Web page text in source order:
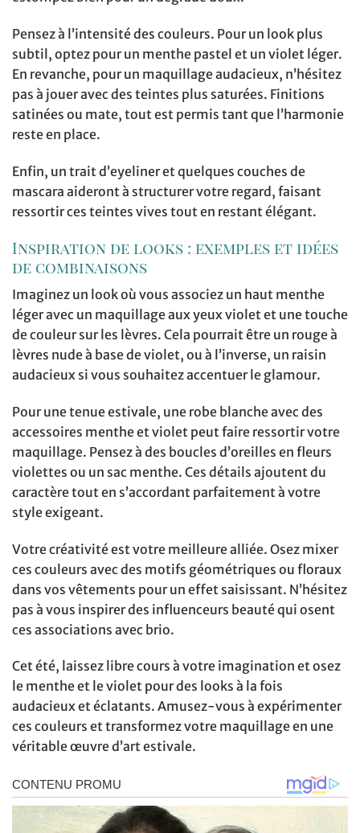
Pensez à l’intensité des couleurs. Pour un look plus
subtil, optez pour un menthe pastel et un violet léger.
En revanche, pour un maquillage audacieux, n’hésitez
pas à jouer avec des teintes plus saturées. Finitions
satinées ou mate, tout est permis tant que l’harmonie
reste en place.
Enfin, un trait d’eyeliner et quelques couches de
mascara aideront à structurer votre regard, faisant
ressortir ces teintes vives tout en restant élégant.
Inspiration de looks : exemples et idées
de combinaisons
Imaginez un look où vous associez un haut menthe
léger avec un maquillage aux yeux violet et une touche
de couleur sur les lèvres. Cela pourrait être un rouge à
lèvres nude à base de violet, ou à l’inverse, un raisin
audacieux si vous souhaitez accentuer le glamour.
Pour une tenue estivale, une robe blanche avec des
accessoires menthe et violet peut faire ressortir votre
maquillage. Pensez à des boucles d’oreilles en fleurs
violettes ou un sac menthe. Ces détails ajoutent du
caractère tout en s’accordant parfaitement à votre
style exigeant.
Votre créativité est votre meilleure alliée. Osez mixer
ces couleurs avec des motifs géométriques ou floraux
dans vos vêtements pour un effet saisissant. N’hésitez
pas à vous inspirer des influenceurs beauté qui osent
ces associations avec brio.
Cet été, laissez libre cours à votre imagination et osez
le menthe et le violet pour des looks à la fois
audacieux et éclatants. Amusez-vous à expérimenter
ces couleurs et transformez votre maquillage en une
véritable œuvre d’art estivale.